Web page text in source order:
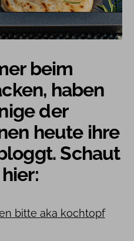
beim
haben
der
heute ihre
Schaut
bitte aka kochtopf